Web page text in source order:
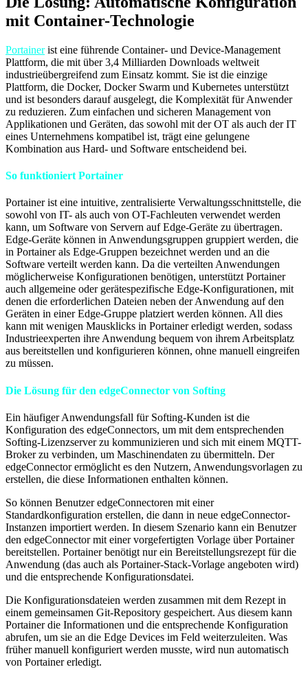
mit Container-Technologie
Portainerist eine führende Container- und Device-Management
Plattform, die mit über 3,4 Milliarden Downloads weltweit
industrieübergreifend zum Einsatz kommt. Sie ist die einzige
Plattform, die Docker, Docker Swarm und Kubernetes unterstützt
und ist besonders darauf ausgelegt, die Komplexität für Anwender
zu reduzieren. Zum einfachen und sicheren Management von
Applikationen und Geräten, das sowohl mit der OT als auch der IT
eines Unternehmens kompatibel ist, trägt eine gelungene
Kombination aus Hard- und Software entscheidend bei.
So funktioniert Portainer
Portainer ist eine intuitive, zentralisierte Verwaltungsschnittstelle, die
sowohl von IT- als auch von OT-Fachleuten verwendet werden
kann, um Software von Servern auf Edge-Geräte zu übertragen.
Edge-Geräte können in Anwendungsgruppen gruppiert werden, die
in Portainer als Edge-Gruppen bezeichnet werden und an die
Software verteilt werden kann. Da die verteilten Anwendungen
möglicherweise Konfigurationen benötigen, unterstützt Portainer
auch allgemeine oder gerätespezifische Edge-Konfigurationen, mit
denen die erforderlichen Dateien neben der Anwendung auf den
Geräten in einer Edge-Gruppe platziert werden können. All dies
kann mit wenigen Mausklicks in Portainer erledigt werden, sodass
Industrieexperten ihre Anwendung bequem von ihrem Arbeitsplatz
aus bereitstellen und konfigurieren können, ohne manuell eingreifen
zu müssen.
Die Lösung für den edgeConnector von Softing
Ein häufiger Anwendungsfall für Softing-Kunden ist die
Konfiguration des edgeConnectors, um mit dem entsprechenden
Softing-Lizenzserver zu kommunizieren und sich mit einem MQTT-
Broker zu verbinden, um Maschinendaten zu übermitteln. Der
edgeConnector ermöglicht es den Nutzern, Anwendungsvorlagen zu
erstellen, die diese Informationen enthalten können.
So können Benutzer edgeConnectoren mit einer
Standardkonfiguration erstellen, die dann in neue edgeConnector-
Instanzen importiert werden. In diesem Szenario kann ein Benutzer
den edgeConnector mit einer vorgefertigten Vorlage über Portainer
bereitstellen. Portainer benötigt nur ein Bereitstellungsrezept für die
Anwendung (das auch als Portainer-Stack-Vorlage angeboten wird)
und die entsprechende Konfigurationsdatei.
Die Konfigurationsdateien werden zusammen mit dem Rezept in
einem gemeinsamen Git-Repository gespeichert. Aus diesem kann
Portainer die Informationen und die entsprechende Konfiguration
abrufen, um sie an die Edge Devices im Feld weiterzuleiten. Was
früher manuell konfiguriert werden musste, wird nun automatisch
von Portainer erledigt.